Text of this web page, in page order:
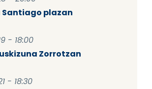
Santiago plazan
- 18:00
Zorrotzan
- 18:30